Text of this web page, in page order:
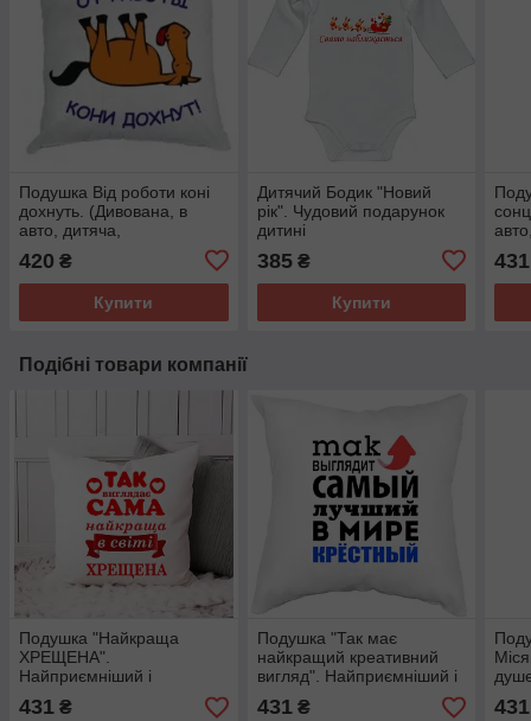
Подушка Від роботи коні
дохнуть. (Дивована, в
авто, дитяча,
декоративна) Оригінальна
плюшева
420 ₴
Купити
Дитячий Бодик "Новий
рік". Чудовий подарунок
дитині
385₴
Купити
431
Подібні товари компанії
Подушка "Найкраща
ХРЕЩЕНА".
Найприємніший і
душевний подарунок.
431 ₴
Подушка "Так має
найкращий креативний
вигляд". Найприємніший і
душевний подарунок.
431₴ 431